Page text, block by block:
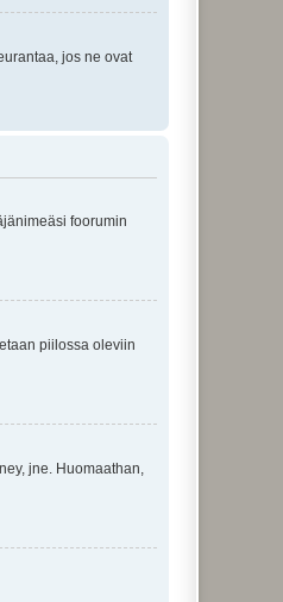
jos ne ovat
foorumin
piilossa oleviin
jne. Huomaathan,